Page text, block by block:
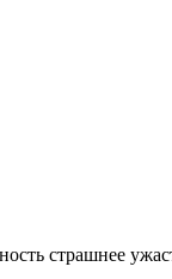
страшнее